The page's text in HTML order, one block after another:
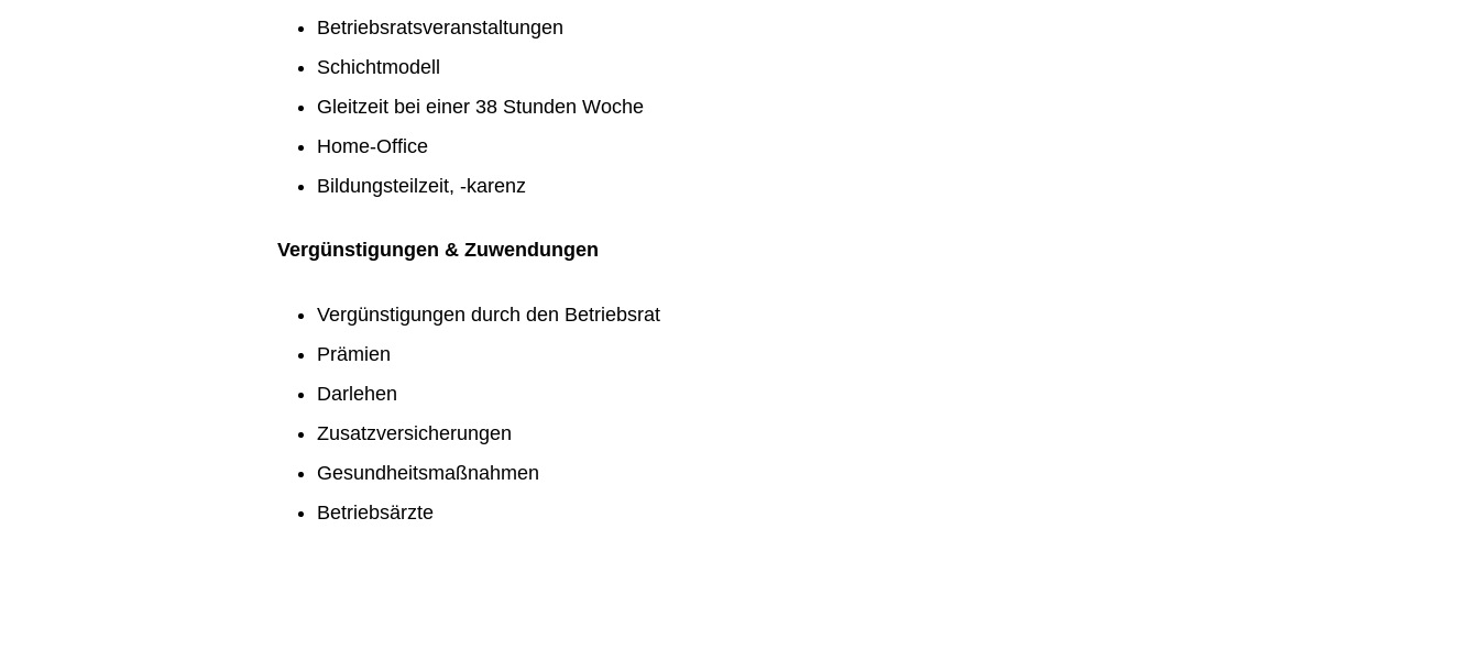
Betriebsratsveranstaltungen
Schichtmodell
Gleitzeit bei einer 38 Stunden Woche
Home-Office
Bildungsteilzeit, -karenz
Vergünstigungen & Zuwendungen
Vergünstigungen durch den Betriebsrat
Prämien
Darlehen
Zusatzversicherungen
Gesundheitsmaßnahmen
Betriebsärzte